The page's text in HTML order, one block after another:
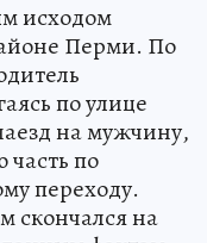
исходом
Перми. По
по улице
на мужчину,
по
переходу.
скончался на